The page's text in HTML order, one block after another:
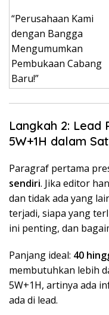
“Perusahaan Kami
dengan Bangga
Mengumumkan
Pembukaan Cabang
Baru!”
Langkah 2: Lead
5W+1H dalam
Paragraf pertama
sendiri. Jika editor
dan tidak ada yang
terjadi, siapa yang
ini penting, dan
Panjang ideal: 40
membutuhkan lebih
5W+1H, artinya ada
ada di lead.